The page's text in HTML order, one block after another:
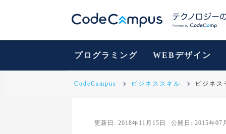
プログラミング WEBデザイン
CodeCampus ビジネススキル ビジネ
更新日: 2018年11月15日 公開日: 2015年07